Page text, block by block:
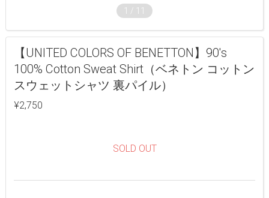
1 / 11
【UNITED COLORS OF BENETTON】90's
100% Cotton Sweat Shirt（ベネトン コットン
スウェットシャツ 裏パイル）
¥2,750
SOLD OUT